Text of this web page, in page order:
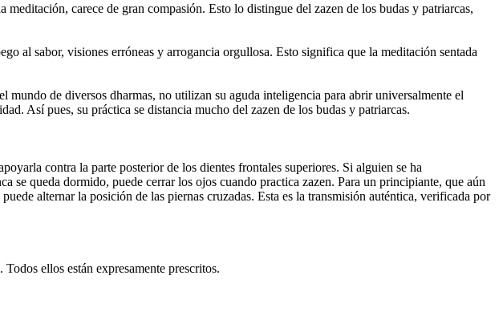
carece de gran compasión. Esto lo distingue del zazen de los budas y patriarcas,
al sabor, visiones erróneas y arrogancia orgullosa. Esto significa que la meditación sentada
mundo de diversos dharmas, no utilizan su aguda inteligencia para abrir universalmente el
Así pues, su práctica se distancia mucho del zazen de los budas y patriarcas.
contra la parte posterior de los dientes frontales superiores. Si alguien se ha
se queda dormido, puede cerrar los ojos cuando practica zazen. Para un principiante, que aún
alternar la posición de las piernas cruzadas. Esta es la transmisión auténtica, verificada por
ellos están expresamente prescritos.